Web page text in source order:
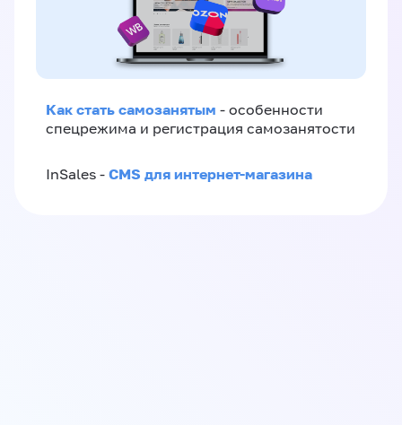
Как стать самозанятым - особенности
спецрежима и регистрация самозанятости
InSales - CMS для интернет-магазина